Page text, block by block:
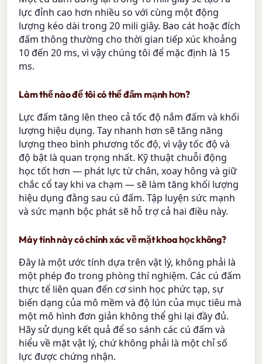
lực đỉnh cao hơn nhiều so với cùng một động
lượng kéo dài trong 20 mili giây. Bao cát hoặc đích
đấm thông thường cho thời gian tiếp xúc khoảng
10 đến 20 ms, vì vậy chúng tôi để mặc định là 15
ms.
Làm thế nào để tôi có thể đấm mạnh hơn?
Lực đấm tăng lên theo cả tốc độ nắm đấm và khối
lượng hiệu dụng. Tay nhanh hơn sẽ tăng năng
lượng theo bình phương tốc độ, vì vậy tốc độ và
độ bật là quan trọng nhất. Kỹ thuật chuỗi động
học tốt hơn — phát lực từ chân, xoay hông và giữ
chắc cổ tay khi va chạm — sẽ làm tăng khối lượng
hiệu dụng đằng sau cú đấm. Tập luyện sức mạnh
và sức mạnh bộc phát sẽ hỗ trợ cả hai điều này.
Máy tính này có chính xác về mặt khoa học không?
Đây là một ước tính dựa trên vật lý, không phải là
một phép đo trong phòng thí nghiệm. Các cú đấm
thực tế liên quan đến cơ sinh học phức tạp, sự
biến dạng của mô mềm và độ lún của mục tiêu mà
một mô hình đơn giản không thể ghi lại đầy đủ.
Hãy sử dụng kết quả để so sánh các cú đấm và
hiểu về mặt vật lý, chứ không phải là một chỉ số
lực được chứng nhận.